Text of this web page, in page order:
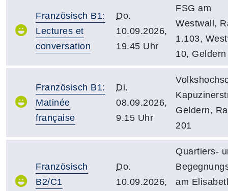
Französisch B1:
Lectures et
conversation
Do.
10.09.2026,
19.45 Uhr
FSG am
Westwall,
1.103,
10, Geldern
Französisch B1:
Matinée
française
Di.
08.09.2026,
9.15 Uhr
Geldern,
201
Französisch
B2/C1
Do.
10.09.2026,
Quartiers-
am